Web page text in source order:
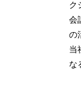
ク
会
の
当
な